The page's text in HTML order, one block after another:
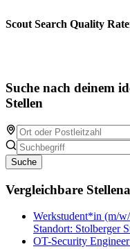
Scout Search Quality
Suche nach deinem
Stellen
Suche
Vergleichbare
Werkstudent*in (m/
Standort: Stolberger
OT-Security